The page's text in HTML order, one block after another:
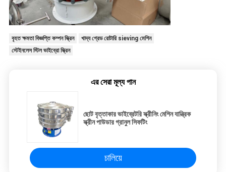
বৃহত ক্ষমতা বিজ্ঞপ্তি কম্পন স্ক্রিন
খাদ্য গ্রেড রোটারি sieving মেশিন
স্টেইনলেস স্টিল ভাইব্রো স্ক্রিন
এর সেরা মূল্য পান
ছোট বৃত্তাকার ভাইব্রেটরি স্ক্রীনিং মেশিন যান্ত্রিক
স্ক্রীন পাউডার গ্রানুল সিফটিং
চালিয়ে